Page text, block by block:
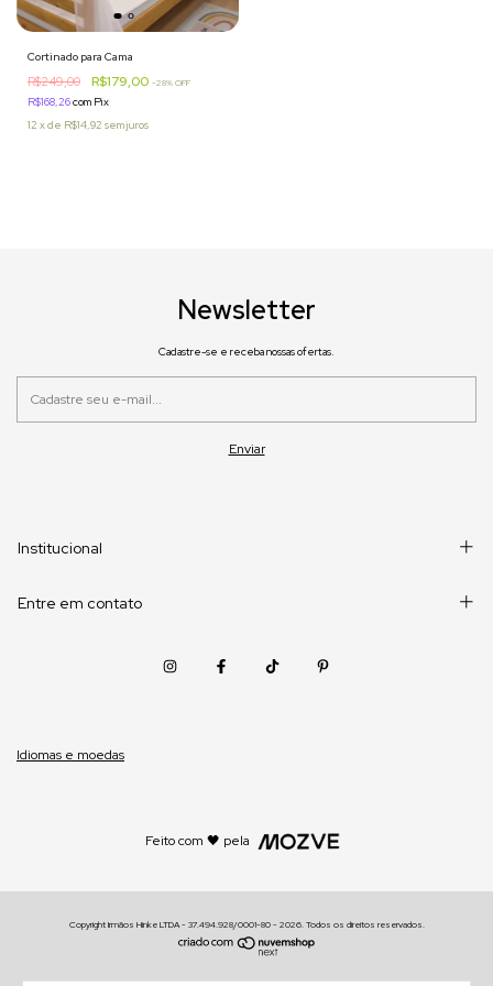
Cortinado para Cama
R$249,00 R$179,00 -28% OFF
R$168,26com Pix
12 xde R$14,92 sem juros
Newsletter
Cadastre-se e receba nossas ofertas.
Institucional
Entre em contato
Idiomas e moedas
Feito com 🖤 pela
Copyright Irmãos Hinke LTDA - 37.494.928/0001-80 - 2026. Todos os direitos reservados.